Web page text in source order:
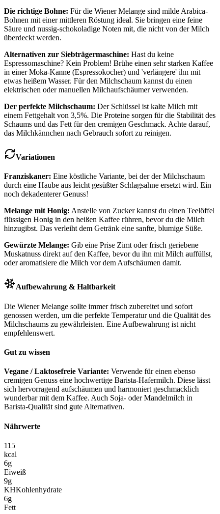
Die richtige Bohne: Für die Wiener Melange sind milde Arabica-
Bohnen mit einer mittleren Röstung ideal. Sie bringen eine feine
Säure und nussig-schokoladige Noten mit, die nicht von der Milch
überdeckt werden.
Alternativen zur Siebträgermaschine: Hast du keine
Espressomaschine? Kein Problem! Brühe einen sehr starken Kaffee
in einer Moka-Kanne (Espressokocher) und 'verlängere' ihn mit
etwas heißem Wasser. Für den Milchschaum kannst du einen
elektrischen oder manuellen Milchaufschäumer verwenden.
Der perfekte Milchschaum: Der Schlüssel ist kalte Milch mit
einem Fettgehalt von 3,5%. Die Proteine sorgen für die Stabilität des
Schaums und das Fett für den cremigen Geschmack. Achte darauf,
das Milchkännchen nach Gebrauch sofort zu reinigen.
Variationen
Franziskaner: Eine köstliche Variante, bei der der Milchschaum
durch eine Haube aus leicht gesüßter Schlagsahne ersetzt wird. Ein
noch dekadenterer Genuss!
Melange mit Honig: Anstelle von Zucker kannst du einen Teelöffel
flüssigen Honig in den heißen Kaffee rühren, bevor du die Milch
hinzugibst. Das verleiht dem Getränk eine sanfte, blumige Süße.
Gewürzte Melange: Gib eine Prise Zimt oder frisch geriebene
Muskatnuss direkt auf den Kaffee, bevor du ihn mit Milch auffüllst,
oder aromatisiere die Milch vor dem Aufschäumen damit.
Aufbewahrung & Haltbarkeit
Die Wiener Melange sollte immer frisch zubereitet und sofort
genossen werden, um die perfekte Temperatur und die Qualität des
Milchschaums zu gewährleisten. Eine Aufbewahrung ist nicht
empfehlenswert.
Gut zu wissen
Vegane / Laktosefreie Variante: Verwende für einen ebenso
cremigen Genuss eine hochwertige Barista-Hafermilch. Diese lässt
sich hervorragend aufschäumen und harmoniert geschmacklich
wunderbar mit dem Kaffee. Auch Soja- oder Mandelmilch in
Barista-Qualität sind gute Alternativen.
Nährwerte
115
kcal
6g
Eiweiß
9g
KHKohlenhydrate
6g
Fett